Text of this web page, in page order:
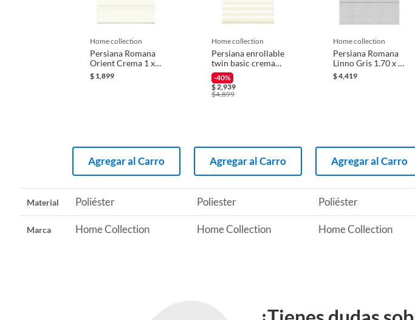
Recomendaciones LIMPIAR TRAPO HUMEDO;QUITAR POLVO
Iniciaremos el reembolso de tu dinero cuando recibamos el producto.
home collection
Persiana Romana
Orient Crema 1 x
1.6 M
$ 1,899
Agregar al Carro
home collection
Persiana enrollable
twin basic crema
2.20mx1.80m
-40%
$2,939
$4,899
Agregar al Carro
home collection
Persiana Romana
Linno Gris 1.70 x 2
M
$4,419
Agregar al Carro
Material Poliéster Poliester Poliéster
Marca Home Collection Home Collection Home Collection